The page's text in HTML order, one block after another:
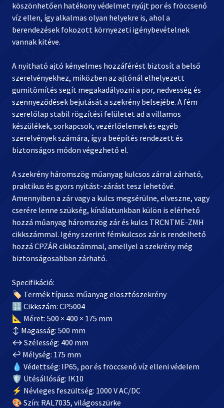
köszönhetően hatékony védelmet nyújt por és fröccsenő
víz ellen, így alkalmas olyan helyekre is, ahol a
berendezések fokozott környezeti igénybevételnek
vannak kitéve.
A nyitható ajtó kényelmes hozzáférést biztosít a belső
szerelvényekhez, miközben az ajtónál elhelyezett
gumitömítés segít megakadályozni a por, nedvesség és
szennyeződések bejutását a szekrény belsejébe. A fém
szerelőlap stabil rögzítési felületet ad a villamos
készülékek, sorkapcsok, vezérlőelemek és egyéb
szerelvények számára, így a beépítés rendezett és
biztonságos módon végezhető el.
A szekrény háromszög műanyag kulcsos zárral zárható,
praktikus és gyors nyitást-zárást tesz lehetővé.
Amennyiben a zár vagy a kulcs megsérülne, elveszne, vagy
cserére lenne szükség, kínálatunkban külön is elérhető
hozzá műanyag háromszög zár és kulcs TRCNTME-ZMH
cikkszámmal. Igény szerint fémkulcsos zár is rendelhető
hozzá CPZÁR cikkszámmal, amellyel a szekrény még
biztonságosabban zárható.
Specifikáció:
🏷️ Termék típusa: műanyag elosztószekrény
🔢 Cikkszám: CP5004
📐 Méret: 500 × 400 × 175 mm
↕️ Magasság: 500 mm
↔️ Szélesség: 400 mm
↩️ Mélység: 175 mm
💧 Védettség: IP65, por és fröccsenő víz elleni védelem
🛡️ Ütésállóság: IK10
⚡ Névleges feszültség: 1000 V AC/DC
🎨 Szín: RAL7035, világosszürke